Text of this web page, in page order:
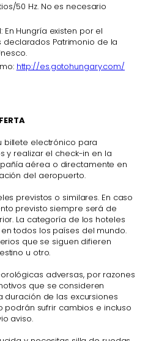
50 Hz. No es necesario
En Hungría existen por el
declarados Patrimonio de la
http://es.gotohungary.com/
billete electrónico para
y realizar el check-in en la
aérea o directamente en
del aeropuerto.
previstos o similares. En caso
previsto siempre será de
La categoría de los hoteles
todos los países del mundo.
que se siguen difieren
u otro.
adversas, por razones
que se consideren
duración de las excursiones
podrán sufrir cambios e incluso
aviso.